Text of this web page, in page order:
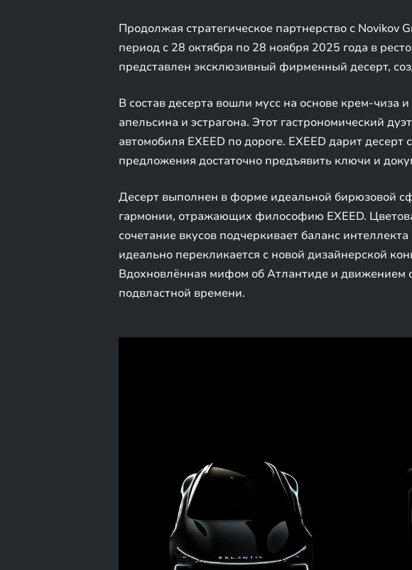
Продолжая стратегическое партнерство с Novikov
период с 28 октября по 28 ноября 2025 года в
представлен эксклюзивный фирменный десерт,
В состав десерта вошли мусс на основе крем-чиза
апельсина и эстрагона. Этот гастрономический
автомобиля EXEED по дороге. EXEED дарит
предложения достаточно предъявить ключи и
Десерт выполнен в форме идеальной бирюзовой
гармонии, отражающих философию EXEED.
сочетание вкусов подчеркивает баланс
идеально перекликается с новой дизайнерской
Вдохновлённая мифом об Атлантиде и движением
подвластной времени.